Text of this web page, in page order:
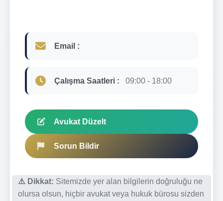
Email :
Çalışma Saatleri : 09:00 - 18:00
Avukat Düzelt
Sorun Bildir
⚠️ Dikkat: Sitemizde yer alan bilgilerin doğruluğu ne
olursa olsun, hiçbir avukat veya hukuk bürosu sizden